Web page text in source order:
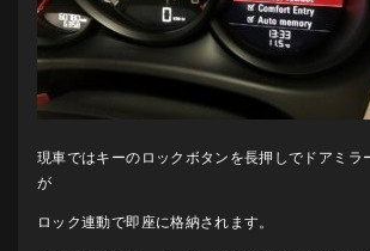
現車ではキーのロックボタンを長押しでドアミラ
が
ロック連動で即座に格納されます。